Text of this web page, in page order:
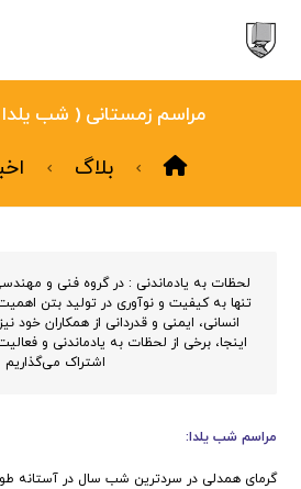
مراسم زمستانی ( شب یلدا
بلاگ
لحظات به یادماندنی : در گروه فنی و
تنها به کیفیت و نوآوری در تولید بتن
انسانی، ایمنی و قدردانی از همکاران خود
اینجا، برخی از لحظات به یادماندنی و
اشتراک می‌گذاریم
مراسم شب یلدا:
گرمای همدلی در سردترین شب سال در آستانه